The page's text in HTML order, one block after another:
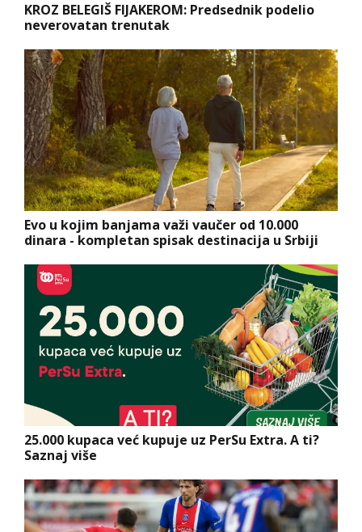
KROZ BELEGIŠ FIJAKEROM: Predsednik podelio
neverovatan trenutak
Evo u kojim banjama važi vaučer od 10.000
dinara - kompletan spisak destinacija u Srbiji
25.000 kupaca već kupuje uz PerSu Extra. A ti?
Saznaj više